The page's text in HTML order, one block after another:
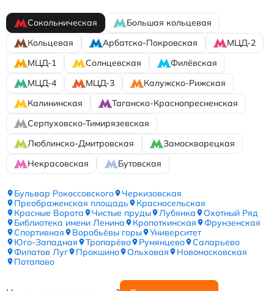
Сокольническая
Большая кольцевая
Кольцевая
Арбатско-Покровская
МЦД-2
МЦД-1
Солнцевская
Филёвская
МЦД-4
МЦД-3
Калужско-Рижская
Калининская
Таганско-Краснопресненская
Серпуховско-Тимирязевская
Люблинско-Дмитровская
Замоскворецкая
Некрасовская
Бутовская
Бульвар Рокоссовского
Черкизовская
Преображенская площадь
Красносельская
Красные Ворота
Чистые пруды Лубянка
Охотный Ряд
Библиотека имени Ленина
Кропоткинская
Фрунзенская
Спортивная
Воробьёвы горы
Университет
Юго-Западная
Тропарёво Румянцево
Саларьево
Филатов Луг
Прокшино Ольховая
Новомосковская
Потапово